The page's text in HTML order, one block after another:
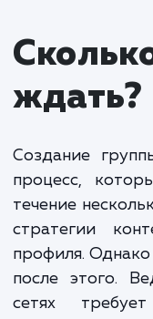
разработку
и
анализируем
наилучшие
Стоимость
сетях
количество
минимальная
000 рублей в